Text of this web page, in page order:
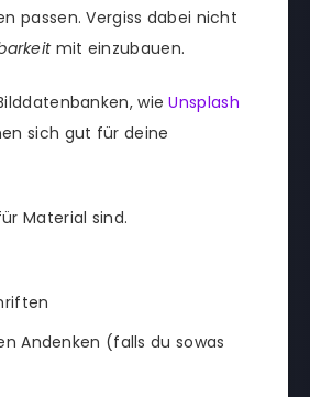
passen. Vergiss dabei nicht
mit einzubauen.
wieUnsplash
sich gut für deine
Material sind.
Andenken (falls du sowas